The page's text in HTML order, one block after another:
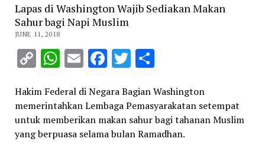
Lapas di Washington Wajib Sediakan Makan
Sahur bagi Napi Muslim
JUNE 11, 2018
CopyWhatsApp
EmailFacebook
Twitter
Share
Hakim Federal di Negara Bagian Washington
memerintahkan Lembaga Pemasyarakatan setempat
untuk memberikan makan sahur bagi tahanan Muslim
yang berpuasa selama bulan Ramadhan.